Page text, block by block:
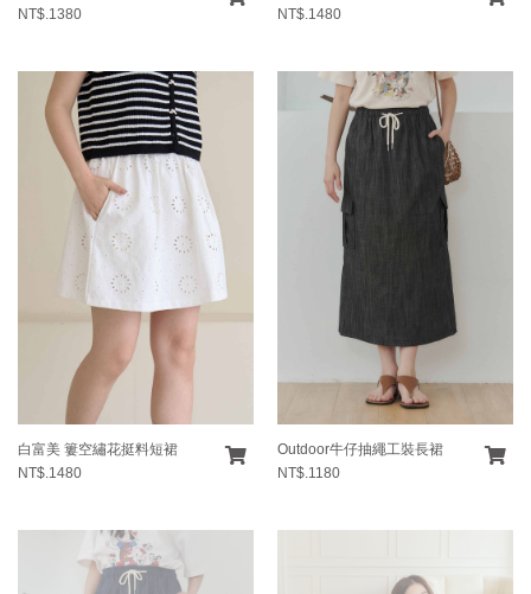
NT$.1380
NT$.1480
白富美 簍空繡花挺料短裙
NT$.1480
Outdoor牛仔抽繩工裝長裙
NT$.1180